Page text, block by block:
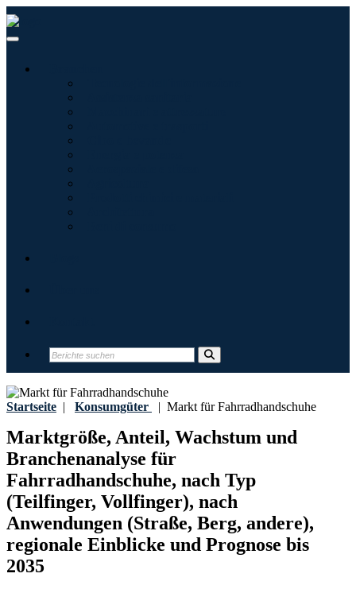
Startseite | Konsumgüter | Markt für Fahrradhandschuhe
Marktgröße, Anteil, Wachstum und
Branchenanalyse für
Fahrradhandschuhe, nach Typ
(Teilfinger, Vollfinger), nach
Anwendungen (Straße, Berg, andere),
regionale Einblicke und Prognose bis
2035